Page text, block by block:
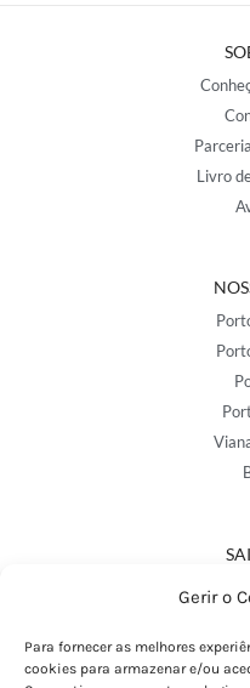
Gerir o
Para fornecer as melhores
cookies para armazenar e/ou
Livro